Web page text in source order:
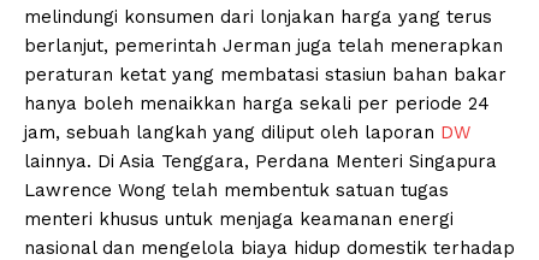
melindungi konsumen dari lonjakan harga yang terus
berlanjut, pemerintah Jerman juga telah menerapkan
peraturan ketat yang membatasi stasiun bahan bakar
hanya boleh menaikkan harga sekali per periode 24
jam, sebuah langkah yang diliput oleh laporan DW
lainnya. Di Asia Tenggara, Perdana Menteri Singapura
Lawrence Wong telah membentuk satuan tugas
menteri khusus untuk menjaga keamanan energi
nasional dan mengelola biaya hidup domestik terhadap